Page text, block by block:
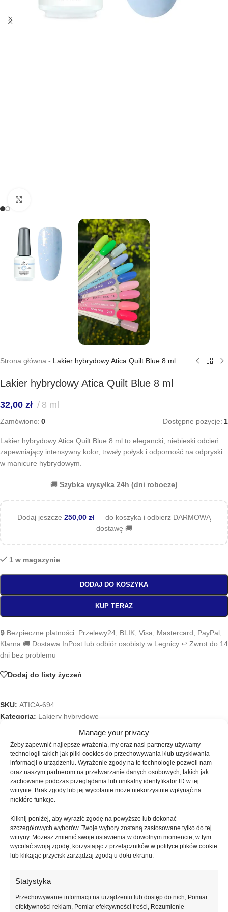
Manage your privacy
Żeby zapewnić najlepsze wrażenia, my oraz nasi partnerzy używamy
technologii takich jak pliki cookies do przechowywania i/lub uzyskiwania
informacji o urządzeniu. Wyrażenie zgody na te technologie pozwoli nam
oraz naszym partnerom na przetwarzanie danych osobowych, takich jak
zachowanie podczas przeglądania lub unikalny identyfikator ID w tej
witrynie. Brak zgody lub jej wycofanie może niekorzystnie wpłynąć na
niektóre funkcje.
Kliknij poniżej, aby wyrazić zgodę na powyższe lub dokonać
szczegółowych wyborów. Twoje wybory zostaną zastosowane tylko do tej
witryny. Możesz zmienić swoje ustawienia w dowolnym momencie, w tym
wycofać swoją zgodę, korzystając z przełączników w polityce plików cookie
lub klikając przycisk zarządzaj zgodą u dołu ekranu.
Statystyka
Przechowywanie informacji na urządzeniu lub dostęp do nich, Pomiar
efektywności reklam, Pomiar efektywności treści, Rozumienie
Strona główna - Lakier hybrydowy Atica Quilt Blue 8 ml
Lakier hybrydowy Atica Quilt Blue 8 ml
32,00 zł 8 ml
Zamówiono: 0 Dostępne pozycje: 1
Lakier hybrydowy Atica Quilt Blue 8 ml to elegancki, niebieski odcień
zapewniający intensywny kolor, trwały połysk i odporność na odpryski
w manicure hybrydowym.
🚚 Szybka wysyłka 24h (dni robocze)
Dodaj jeszcze 250,00 zł — do koszyka i odbierz DARMOWĄ
dostawę 🚚
1 w magazynie
DODAJ DO KOSZYKA
KUP TERAZ
🔒 Bezpieczne płatności: Przelewy24, BLIK, Visa, Mastercard, PayPal,
Klarna 🚚 Dostawa InPost lub odbiór osobisty w Legnicy ↩️ Zwrot do 14
dni bez problemu
Dodaj do listy życzeń
SKU: ATICA-694
Kategoria: Lakiery hybrydowe
manicure hybrydowy
hybrydowy
paznokcie hybrydowe, produkty do manicure, Quilt Blue
stylizacja paznokci
Udostępnij:
Lakier hybrydowyAticaQuilt Blue 8 ml to elegancki odcień
niebieskiego inspirowany nowoczesnymi trendami stylizacji paznokci.
Kolor doskonale sprawdzi się zarówno w klasycznych, jak i bardziej
kreatywnych manicure, podkreślając charakter stylizacji i nadając
wpisuje się w aktualne trendy manicure.
Lakiery hybrydowe Atica wyróżniają się wysoką pigmentacją oraz